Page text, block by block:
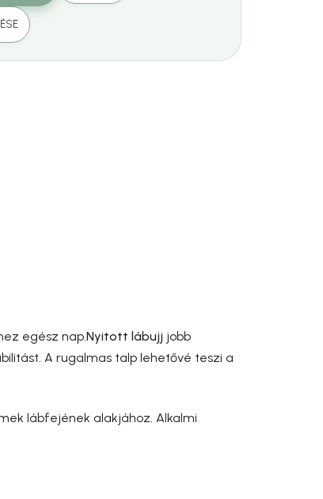
egész nap.Nyitott lábujj jobb
A rugalmas talp lehetővé teszi a
lábfejének alakjához. Alkalmi